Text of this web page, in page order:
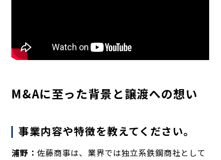
M&Aに至った背景と譲渡への想い
事業内容や特徴を教えてください。
浦野： 佐藤商事は、業界では独立系鉄鋼商社として